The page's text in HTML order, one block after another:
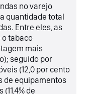
no varejo
quantidade total
Entre eles, as
tabaco
mais
seguido por
(12,0 por cento
de equipamentos
de